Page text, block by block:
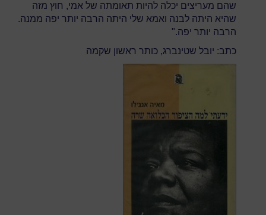
שהם מעריצים יכלה להיות תאומתה של אמי, חוץ מזה
שהיא היתה לבנה ואמא שלי היתה הרבה יותר יפה ממנה.
הרבה יותר יפה."
כתב: יובל שטינברג, כותר ראשון שקמה